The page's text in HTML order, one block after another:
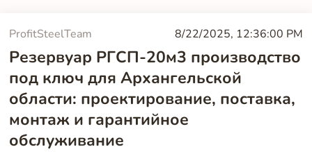
ProfitSteelTeam 8/22/2025, 12:36:00 PM
Резервуар РГСП-20м3 производство
под ключ для Архангельской
области: проектирование, поставка,
монтаж и гарантийное
обслуживание